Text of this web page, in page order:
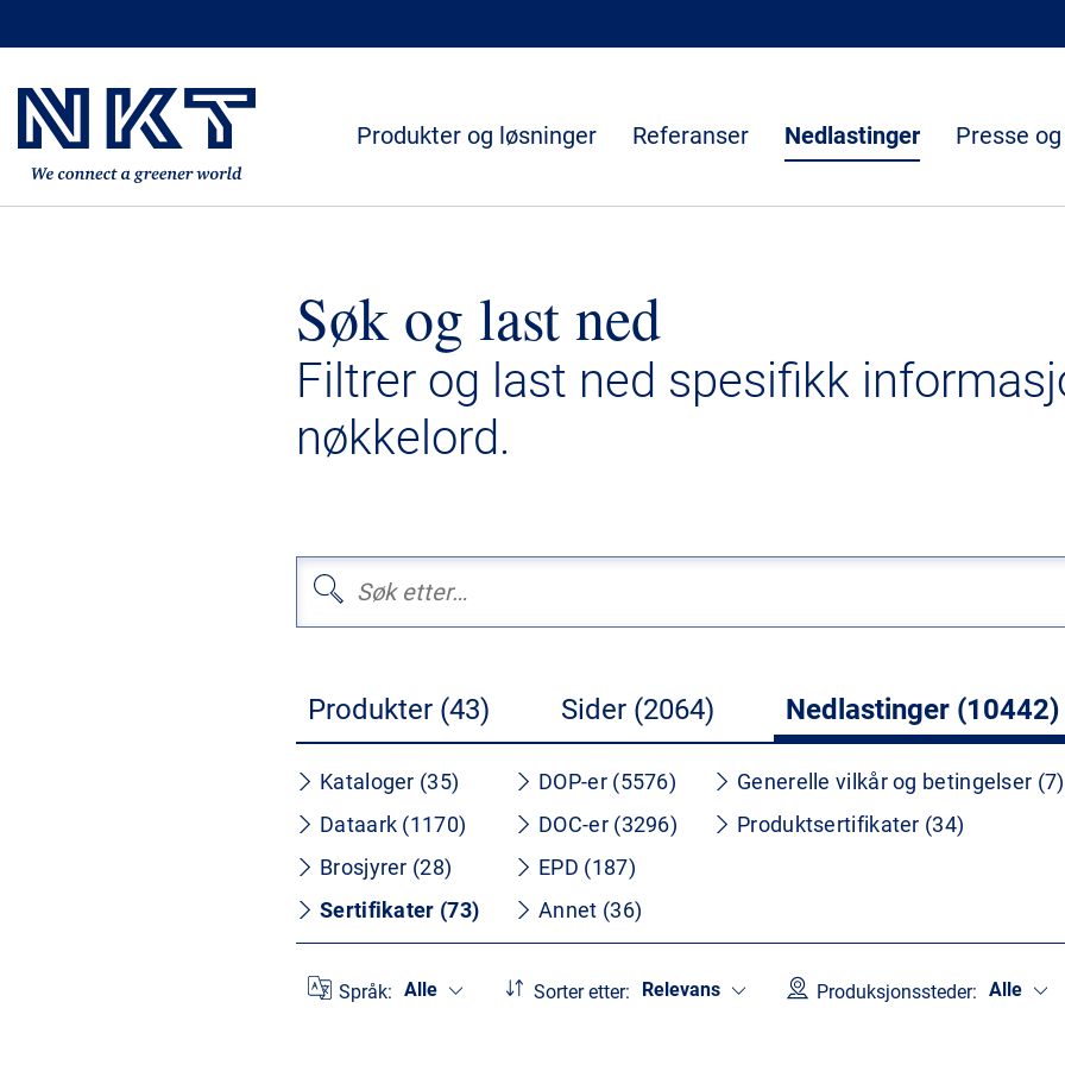
Produkter og løsninger Referanser Nedlastinger Presse
Søk og last ned
Filtrer og last ned spesifikk
nøkkelord.
Produkter (43) Sider (2064) Nedlastinger (10442)
Kataloger (35)
Dataark (1170)
Brosjyrer (28)
Sertifikater (73)
DOP-er (5576)
DOC-er (3296)
EPD (187)
Annet (36)
Generelle vilkår og betingelser (7)
Produktsertifikater (34)
Språk: Alle Sorter etter: Relevans Produksjonssteder: Alle